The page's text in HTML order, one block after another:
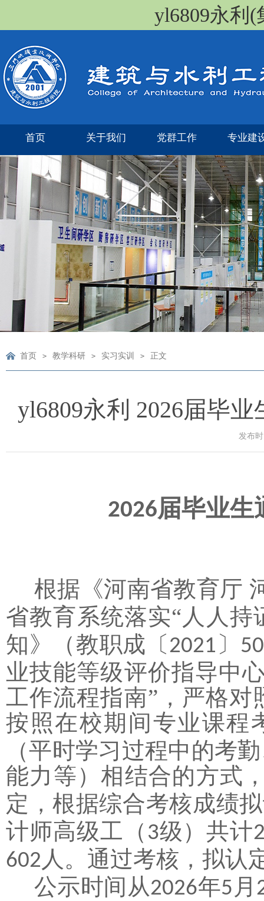
yl6809永利
首页 关于我们 党群工作 专业建
首页 > 教学科研 > 实习实训 > 正文
yl6809永利 2026届毕
发布
2026届毕业生
根据《河南省教育厅
省教育系统落实“人人
知》（教职成〔 2021 〕
业技能等级评价指导中
工作流程指南”，严格
按照在校期间专业课程
（平时学习过程中的考
能力等）相结合的方式
定，根据综合考核成绩
计师高级工（ 3级）共计
602 人。通过考核，拟认
公示时间从2026年5 月